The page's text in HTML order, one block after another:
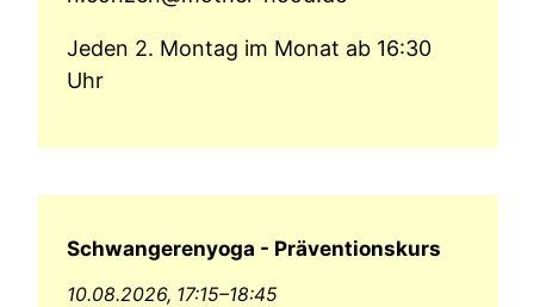
Jeden 2. Montag im Monat ab 16:30
Uhr
Schwangerenyoga - Präventionskurs
10.08.2026, 17:15–18:45